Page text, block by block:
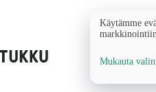
Käytämme
Mukauta